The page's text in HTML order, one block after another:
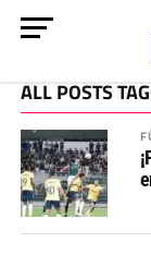
ALL POSTS